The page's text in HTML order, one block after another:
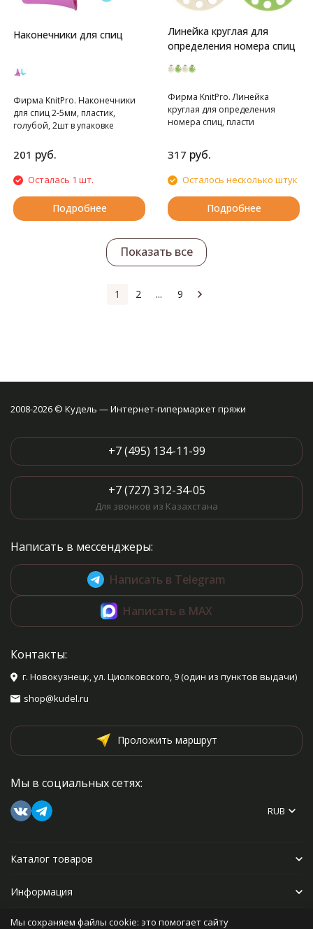
Наконечники для спиц
Фирма KnitPro. Наконечники
для спиц 2-5мм, пластик,
голубой, 2шт в упаковке
201 руб.
Осталась 1 шт.
Подробнее
Линейка круглая для
определения номера спиц
Фирма KnitPro. Линейка
круглая для определения
номера спиц, пласти
317 руб.
Осталось несколько штук
Подробнее
Показать все
1 2 ... 9
2008-2026 © Кудель — Интернет-гипермаркет пряжи
+7 (495) 134-11-99
+7 (727) 312-34-05
Для звонков из Казахстана
Написать в мессенджеры:
Написать в Telegram
Написать в MAX
Контакты:
г. Новокузнецк, ул. Циолковского, 9 (один из пунктов выдачи)
shop@kudel.ru
Проложить маршрут
Мы в социальных сетях:
RUB
Каталог товаров
Информация
Прочее
Мы сохраняем файлы cookie: это помогает сайту